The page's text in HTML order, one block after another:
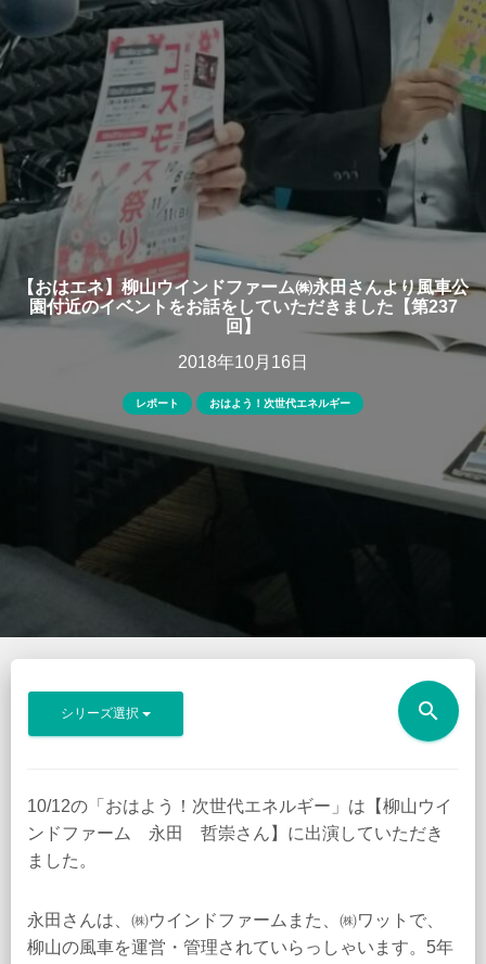
【おはエネ】柳山ウインドファーム㈱永田さんより風車公
園付近のイベントをお話をしていただきました【第237
回】
2018年10月16日
レポート おはよう！次世代エネルギー
シリーズ選択 search
10/12の「おはよう！次世代エネルギー」は【柳山ウイ
ンドファーム 永田 哲崇さん】に出演していただき
ました。
永田さんは、㈱ウインドファームまた、㈱ワットで、
柳山の風車を運営・管理されていらっしゃいます。5年